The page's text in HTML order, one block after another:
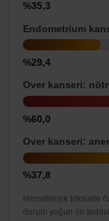
%35,3
Endometrium
%29,4
Over kanseri:
%60,0
Over kanseri:
%37,8
Hematolojik toksisite
durum yoğun ön